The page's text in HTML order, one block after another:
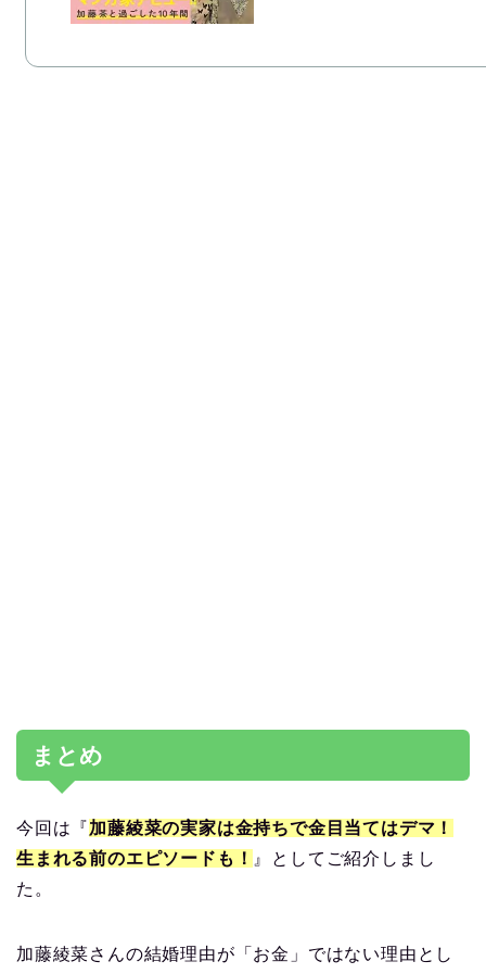
まとめ
今回は『加藤綾菜の実家は金持ちで金目当てはデマ！
生まれる前のエピソードも！ 』としてご紹介しまし
た。
加藤綾菜さんの結婚理由が「お金」ではない理由とし